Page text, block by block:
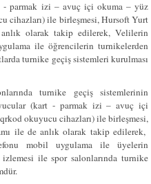
parmak izi – avuç içi okuma – yüz
cihazları) ile birleşmesi, Hursoft Yurt
olarak takip edilerek, Velilerin
ile öğrencilerin turnikelerden
turnike geçiş sistemleri kurulması
turnike geçiş sistemlerinin
(kart - parmak izi – avuç içi
okuyucu cihazları) ile birleşmesi,
ile de anlık olarak takip edilerek,
mobil uygulama ile üyelerin
ile spor salonlarında turnike